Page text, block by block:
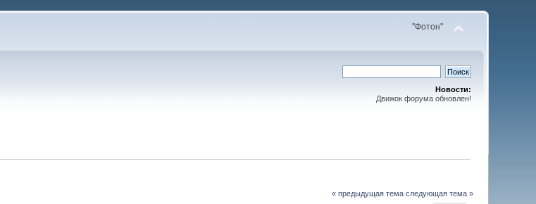
"Фотон"
Новости:
Движок форума обновлен!
« предыдущая тема следующая тема »